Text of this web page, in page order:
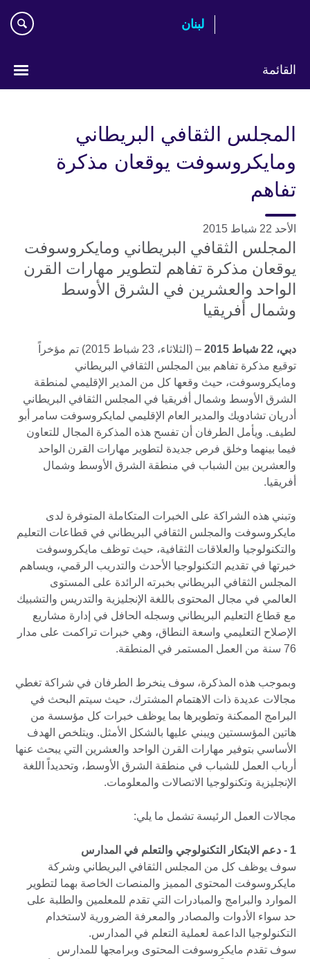
لبنان
القائمة
language
المجلس الثقافي البريطاني
ومايكروسوفت يوقعان مذكرة
تفاهم
الأحد 22 شباط 2015
المجلس الثقافي البريطاني ومايكروسوفت
يوقعان مذكرة تفاهم لتطوير مهارات القرن
الواحد والعشرين في الشرق الأوسط
وشمال أفريقيا
دبي، 22 شباط 2015
– (الثلاثاء، 23 شباط 2015) تم مؤخراً
توقيع مذكرة تفاهم بين المجلس الثقافي البريطاني
ومايكروسوفت، حيث وقعها كل من المدير الإقليمي لمنطقة
الشرق الأوسط وشمال أفريقيا في المجلس الثقافي البريطاني
أدريان تشادويك والمدير العام الإقليمي لمايكروسوفت سامر أبو
لطيف. ويأمل الطرفان أن تفسح هذه المذكرة المجال للتعاون
فيما بينهما وخلق فرص جديدة لتطوير مهارات القرن الواحد
والعشرين بين الشباب في منطقة الشرق الأوسط وشمال
أفريقيا.
وتبني هذه الشراكة على الخبرات المتكاملة المتوفرة لدى
مايكروسوفت والمجلس الثقافي البريطاني في قطاعات التعليم
والتكنولوجيا والعلاقات الثقافية، حيث توظف مايكروسوفت
خبرتها في تقديم التكنولوجيا الأحدث والتدريب الرقمي، ويساهم
المجلس الثقافي البريطاني بخبرته الرائدة على المستوى
العالمي في مجال المحتوى باللغة الإنجليزية والتدريس والتشبيك
مع قطاع التعليم البريطاني وسجله الحافل في إدارة مشاريع
الإصلاح التعليمي واسعة النطاق، وهي خبرات تراكمت على مدار
76 سنة من العمل المستمر في المنطقة.
وبموجب هذه المذكرة، سوف ينخرط الطرفان في شراكة تغطي
مجالات عديدة ذات الاهتمام المشترك، حيث سيتم البحث في
البرامج الممكنة وتطويرها بما يوظف خبرات كل مؤسسة من
هاتين المؤسستين ويبني عليها بالشكل الأمثل. ويتلخص الهدف
الأساسي بتوفير مهارات القرن الواحد والعشرين التي يبحث عنها
أرباب العمل للشباب في منطقة الشرق الأوسط، وتحديداً اللغة
الإنجليزية وتكنولوجيا الاتصالات والمعلومات.
مجالات العمل الرئيسة تشمل ما يلي:
1 - دعم الابتكار التكنولوجي والتعلم في المدارس
سوف يوظف كل من المجلس الثقافي البريطاني وشركة
مايكروسوفت المحتوى المميز والمنصات الخاصة بهما لتطوير
الموارد والبرامج والمبادرات التي تقدم للمعلمين والطلبة على
حد سواء الأدوات والمصادر والمعرفة الضرورية لاستخدام
التكنولوجيا الداعمة لعملية التعلم في المدارس.
سوف تقدم مايكروسوفت المحتوى وبرامجها للمدارس